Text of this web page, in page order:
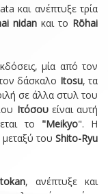
και ανέπτυξε τρία
nidanκαι το Rōhai
μία από τον
δάσκαλο Itosu, τα
σε άλλα στυλ του
Ιτόσουείναι αυτή
το "Meikyo". Η
μεταξύ του Shito-Ryu
, ανέπτυξε και